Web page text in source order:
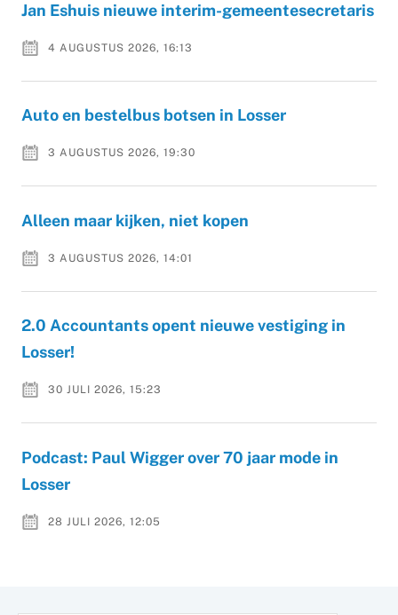
Jan Eshuis nieuwe interim-gemeentesecretaris
4 AUGUSTUS 2026, 16:13
Auto en bestelbus botsen in Losser
3 AUGUSTUS 2026, 19:30
Alleen maar kijken, niet kopen
3 AUGUSTUS 2026, 14:01
2.0 Accountants opent nieuwe vestiging in
Losser!
30 JULI 2026, 15:23
Podcast: Paul Wigger over 70 jaar mode in
Losser
28 JULI 2026, 12:05